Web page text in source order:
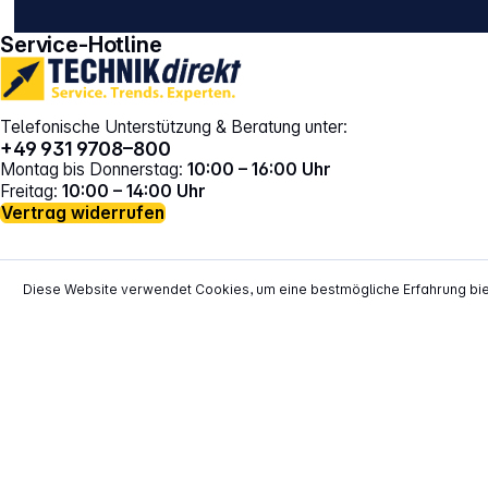
Service-Hotline
Telefonische Unterstützung & Beratung unter:
+49 931 9708–800
Montag bis Donnerstag: 10:00 – 16:00 Uhr
Freitag: 10:00 – 14:00 Uhr
Vertrag widerrufen
Diese Website verwendet Cookies, um eine bestmögliche Erfahrung